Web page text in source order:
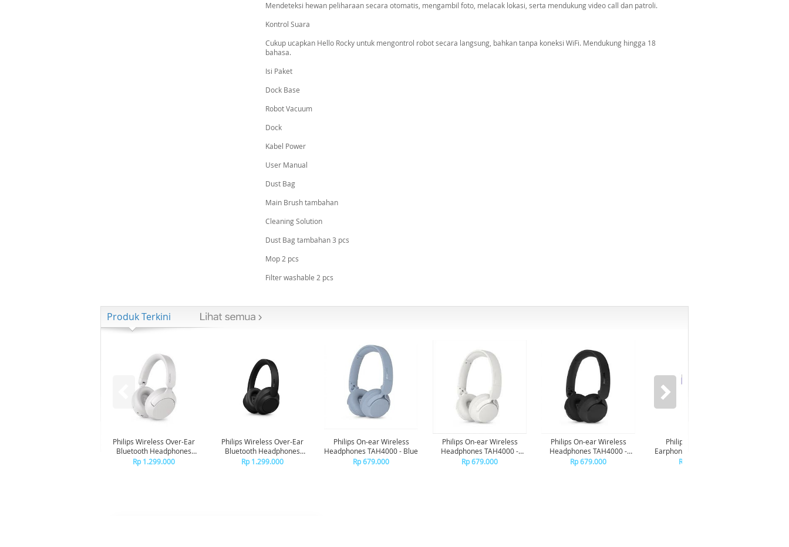
Mendeteksi hewan peliharaan secara otomatis, mengambil foto, melacak lokasi, serta mendukung video call dan patroli.
Kontrol Suara
Cukup ucapkan Hello Rocky untuk mengontrol robot secara langsung, bahkan tanpa koneksi WiFi. Mendukung hingga 18
bahasa.
Isi Paket
Dock Base
Robot Vacuum
Dock
Kabel Power
User Manual
Dust Bag
Main Brush tambahan
Cleaning Solution
Dust Bag tambahan 3 pcs
Mop 2 pcs
Filter washable 2 pcs
Produk Terkini
Philips Wireless Over-Ear
Bluetooth Headphones
Adaptive Noise Canceling
Rp 1.299.000
Philips Wireless Over-Ear
Bluetooth Headphones
Adaptive Noise Canceling
Rp 1.299.000
Philips On-ear Wireless
Headphones TAH4000 - Blue
Rp 679.000
Philips On-ear Wireless
Headphones TAH4000 -
White
Rp 679.000
Philips On-ear Wireless
Headphones TAH4000 -
Black
Rp 679.000
Philips In-ear wired
Earphone USB-C With mic
TAE2100 - Purple
Rp 149.000